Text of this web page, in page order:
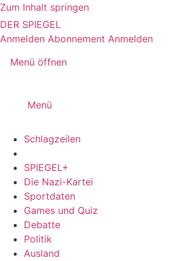
Zum Inhalt springen
DER SPIEGEL
Anmelden Abonnement Anmelden
Menü öffnen
Menü
Schlagzeilen
SPIEGEL+
Die Nazi-Kartei
Sportdaten
Games und Quiz
Debatte
Politik
Ausland